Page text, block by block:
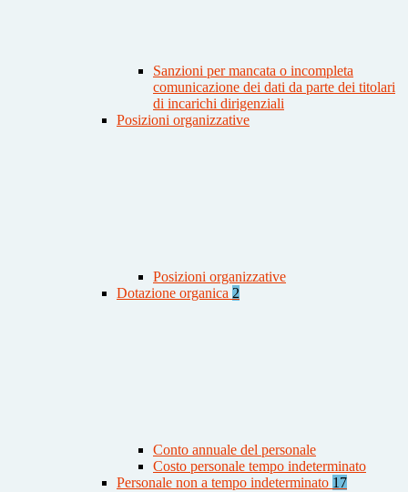
Sanzioni per mancata o incompleta
comunicazione dei dati da parte dei titolari
di incarichi dirigenziali
Posizioni organizzative
Posizioni organizzative
Dotazione organica 2
Conto annuale del personale
Costo personale tempo indeterminato
Personale non a tempo indeterminato 17